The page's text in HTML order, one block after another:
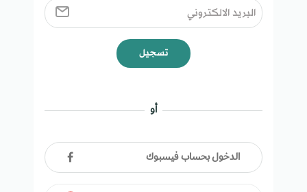
تسجيل
أو
الدخول بحساب فيسبوك